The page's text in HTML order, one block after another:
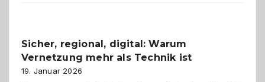
ein
dreifaches
Alaaf!
Sicher, regional, digital: Warum
Vernetzung mehr als Technik ist
19. Januar 2026